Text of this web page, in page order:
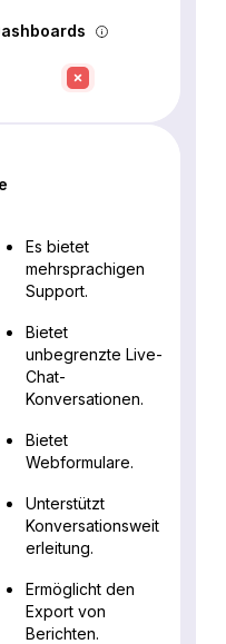
Es bietet
mehrsprachigen
Support.
Bietet
unbegrenzte Live-
Chat-
Konversationen.
Bietet
Webformulare.
Unterstützt
Konversationsweit
erleitung.
Ermöglicht den
Export von
Berichten.